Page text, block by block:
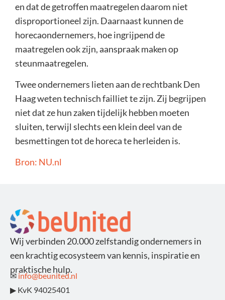
en dat de getroffen maatregelen daarom niet
disproportioneel zijn. Daarnaast kunnen de
horecaondernemers, hoe ingrijpend de
maatregelen ook zijn, aanspraak maken op
steunmaatregelen.
Twee ondernemers lieten aan de rechtbank Den
Haag weten technisch failliet te zijn. Zij begrijpen
niet dat ze hun zaken tijdelijk hebben moeten
sluiten, terwijl slechts een klein deel van de
besmettingen tot de horeca te herleiden is.
Bron: NU.nl
Wij verbinden 20.000 zelfstandig ondernemers in
een krachtig ecosysteem van kennis, inspiratie en
praktische hulp.
✉ info@beunited.nl
▶ KvK 94025401